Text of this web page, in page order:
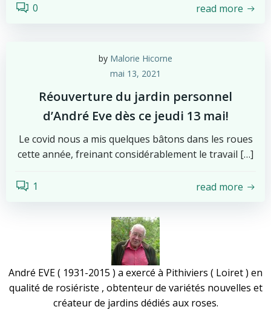
0 read more
by Malorie Hicorne
mai 13, 2021
Réouverture du jardin personnel
d’André Eve dès ce jeudi 13 mai!
Le covid nous a mis quelques bâtons dans les roues
cette année, freinant considérablement le travail […]
1 read more
André EVE ( 1931-2015 ) a exercé à Pithiviers ( Loiret ) en
qualité de rosiériste , obtenteur de variétés nouvelles et
créateur de jardins dédiés aux roses.